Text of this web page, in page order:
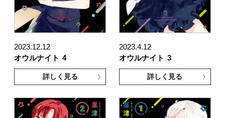
2023.12.12
オウルナイト 4
詳しく見る
2023.4.12
オウルナイト 3
詳しく見る